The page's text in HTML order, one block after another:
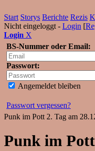
Start Storys Berichte Rezis
Nicht eingeloggt - Login [
Login X
BS-Nummer oder Email:
Passwort:
Angemeldet bleiben
Passwort vergessen?
Punk im Pott 2. Tag am
Punk im